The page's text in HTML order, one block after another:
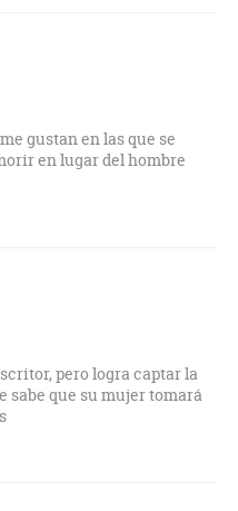
gustan en las que se
en lugar del hombre
pero logra captar la
sabe que su mujer tomará